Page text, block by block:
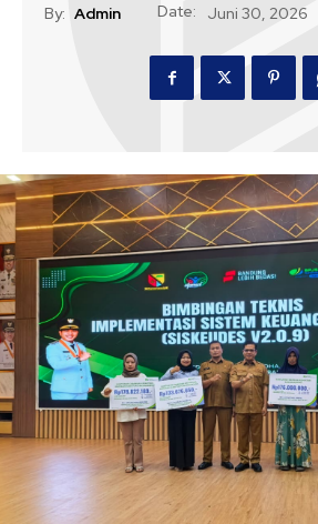
By: Admin Date: Juni 30, 2026